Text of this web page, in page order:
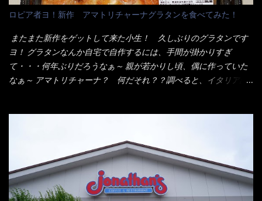
メシは、宮崎辛麺にしよう！ それではまず袋を開けると・・・ な
んだか紙に巻かれた棒状の麺が二束、調味油と粉末スープ！ やは
り見慣れない姿・・・何だかチョッと高級感的な・・・だって透
明なトレイに並んだ棒状麺なんて見慣れないからねぇ～（コスト
がかかる） 袋の裏側を見ると、韮とか卵の用意を勧めている。
それなばらと冷蔵庫にあった、黒豆モヤシ・韮・生卵を用意しま
け、韮の葉の部分をドサッと乗せて調味油を入れて完成です。 ど
うでしょう？ 見た目 Goodデザイン賞じゃない！？ 笑 マルタ
イのHPを見ると・・・（引用） めんは、ノンフライ・ノンスチー
ム製法で仕上げた、生めんに近い風味のストレートめんです。 豚
ロピア者ヨ！新作 アマトリチャーナグラタンを食べてみた！
またまた新作をゲットして来た小生！ 久しぶりのグラタンです
ヨ！ グラタンなんか自宅で自作するには、手間が掛かりすぎ
て・・・何年ぶりだろうなぁ～ 親が若かりし頃、偶に作っていた
なぁ～ アマトリチャーナ？ 何だそれ？？調べると、イタリア語
ブン皿で焼いて、大凡の目安で小分けにしているようで、パック
をよーく見たら表面のチーズの乗り具合に結構な差が出てい
た・・・チーズに焦げ目が付いているのを、しっかり確認し買う
ことをオススメします。（取り分け量にも若干有り差がでてるだ